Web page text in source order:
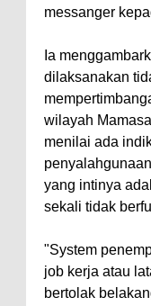
messanger
Ia
dilaksanakan
wilayah
menilai ada
yang intinya
sekali tidak
"System
job kerja atau
bertolak